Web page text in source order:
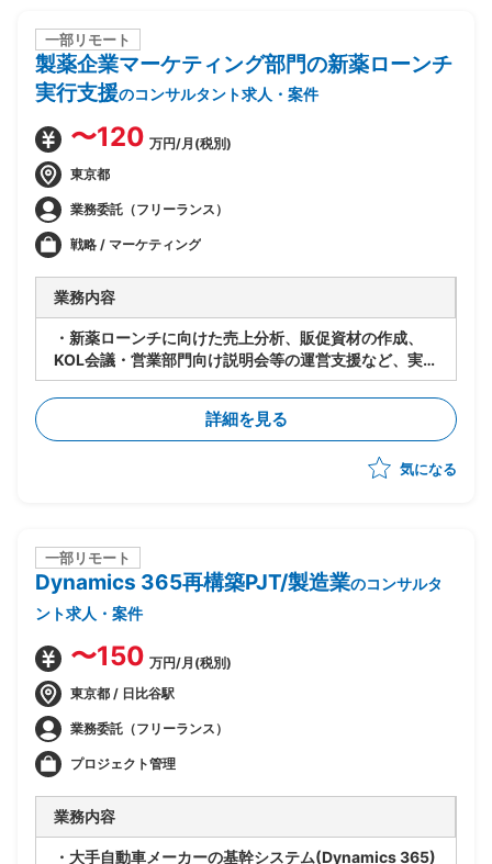
一部リモート
製薬企業マーケティング部門の新薬ローンチ
実行支援のコンサルタント求人・案件
〜120 万円/月(税別)
東京都
業務委託（フリーランス）
戦略 / マーケティング
業務内容
・新薬ローンチに向けた売上分析、販促資材の作成、
KOL会議・営業部門向け説明会等の運営支援など、実行
面のハンズオン支援
詳細を見る
気になる
一部リモート
Dynamics 365再構築PJT/製造業のコンサルタ
ント求人・案件
〜150 万円/月(税別)
東京都 / 日比谷駅
業務委託（フリーランス）
プロジェクト管理
業務内容
・大手自動車メーカーの基幹システム(Dynamics 365)